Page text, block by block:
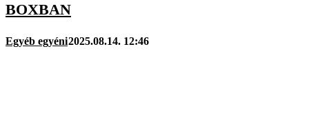
BOXBAN
Egyéb egyéni2025.08.14. 12:46